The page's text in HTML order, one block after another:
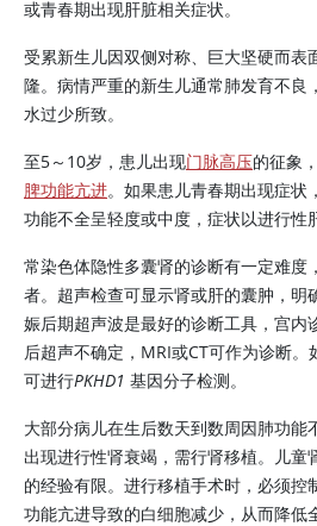
或青春期出现肝脏相关症状。
受累新生儿因双侧对称、巨大坚硬而表
隆。病情严重的新生儿通常肺发育不良
水过少所致。
至5～10岁，患儿出现门脉高压的征象
脾功能亢进。如果患儿青春期出现症状
功能不全呈轻度或中度，症状以进行性
常染色体隐性多囊肾的诊断有一定难度
者。超声检查可显示肾或肝的囊肿，明
娠后期超声波是最好的诊断工具，宫内
后超声不确定，MRI或CT可作为诊断
可进行PKHD1 基因分子检测。
大部分病儿在生后数天到数周因肺功能
出现进行性肾衰竭，需行肾移植。儿童
的经验有限。进行移植手术时，必须控
功能亢进导致的白细胞减少，从而降低